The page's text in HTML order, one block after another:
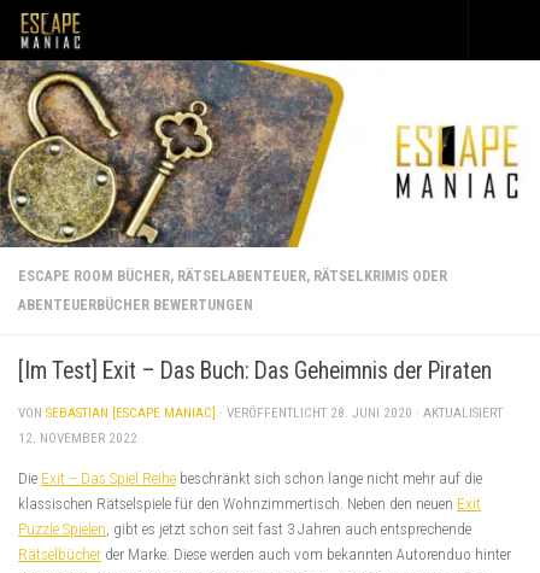
Unter dem Inhalt
ESCAPE ROOM BÜCHER, RÄTSELABENTEUER, RÄTSELKRIMIS ODER
ABENTEUERBÜCHER BEWERTUNGEN
[Im Test] Exit – Das Buch: Das Geheimnis der Piraten
VON SEBASTIAN [ESCAPE MANIAC] · VERÖFFENTLICHT 28. JUNI 2020 · AKTUALISIERT
12. NOVEMBER 2022
Die Exit – Das Spiel Reihe beschränkt sich schon lange nicht mehr auf die
klassischen Rätselspiele für den Wohnzimmertisch. Neben den neuen Exit
Puzzle Spielen , gibt es jetzt schon seit fast 3 Jahren auch entsprechende
Rätselbücher der Marke. Diese werden auch vom bekannten Autorenduo hinter